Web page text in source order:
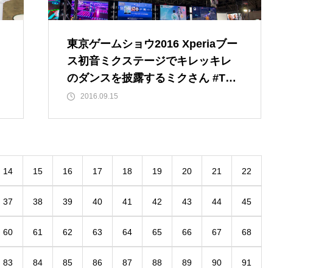
東京ゲームショウ2016 Xperiaブー
ス初音ミクステージでキレッキレ
のダンスを披露するミクさん #TGS
20162016.09.15
14 15 16 17 18 19 20 21 22
37 38 39 40 41 42 43 44 45
60 61 62 63 64 65 66 67 68
83 84 85 86 87 88 89 90 91